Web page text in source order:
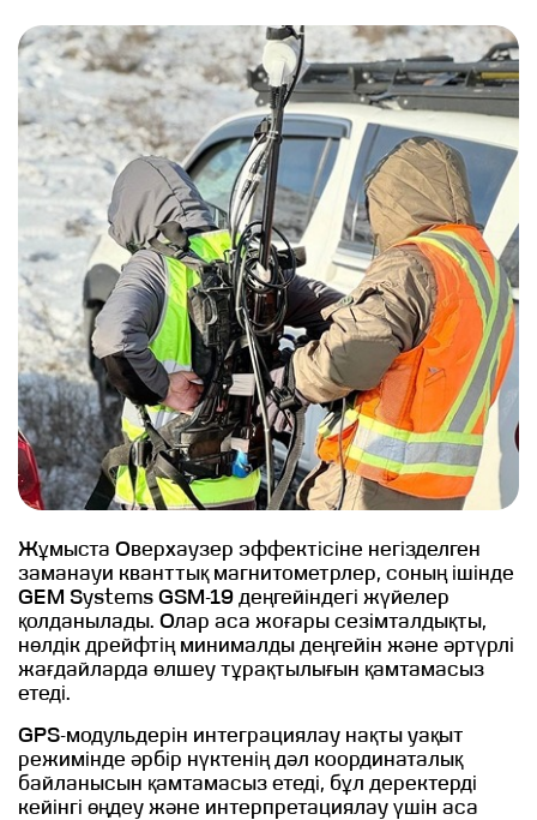
Жұмыста Оверхаузер эффектісіне негізделген
заманауи кванттық магнитометрлер, соның ішінде
GEM Systems GSM-19 деңгейіндегі жүйелер
қолданылады. Олар аса жоғары сезімталдықты,
нөлдік дрейфтің минималды деңгейін және әртүрлі
жағдайларда өлшеу тұрақтылығын қамтамасыз
етеді.
GPS-модульдерін интеграциялау нақты уақыт
режимінде әрбір нүктенің дәл координаталық
байланысын қамтамасыз етеді, бұл деректерді
кейінгі өңдеу және интерпретациялау үшін аса